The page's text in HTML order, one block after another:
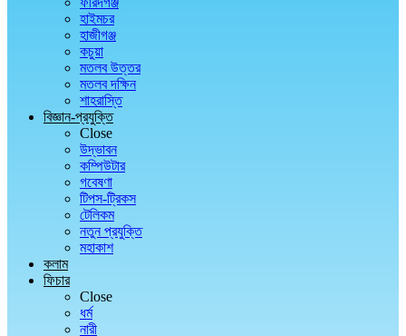
হাইমচর
হাজীগঞ্জ
কচুয়া
মতলব উত্তর
মতলব দক্ষিন
শাহরাস্তি
বিজ্ঞান-প্রযুক্তি
Close
উদ্ভাবন
কম্পিউটার
গবেষণা
টিপস-ট্রিকস
টেলিকম
নতুন প্রযুক্তি
মহাকাশ
কলাম
ফিচার
Close
ধর্ম
নারী